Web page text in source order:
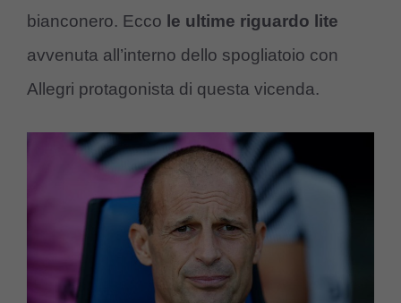
bianconero. Ecco le ultime riguardo lite
avvenuta all’interno dello spogliatoio con
Allegri protagonista di questa vicenda.